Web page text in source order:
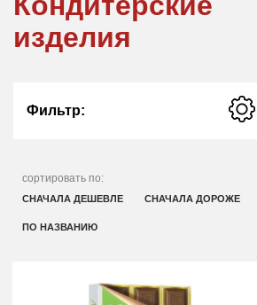
изделия
Фильтр:
сортировать по:
СНАЧАЛА ДЕШЕВЛЕ СНАЧАЛА ДОРОЖЕ
ПО НАЗВАНИЮ